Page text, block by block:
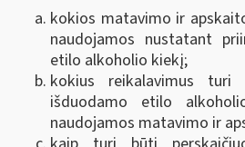
kokios matavimo ir
naudojamos nustatant
etilo alkoholio kiekį;
kokius reikalavimus
išduodamo etilo
naudojamos matavimo ir